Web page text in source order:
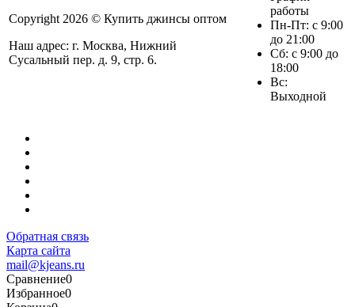
Copyright 2026 © Купить джинсы оптом
Наш адрес: г. Москва, Нижний
Сусальный пер. д. 9, стр. 6.
работы
Пн-Пт: с 9:00
до 21:00
Сб: с 9:00 до
18:00
Вс:
Выходной
Обратная связь
Карта сайта
mail@kjeans.ru
Сравнение0
Избранное0